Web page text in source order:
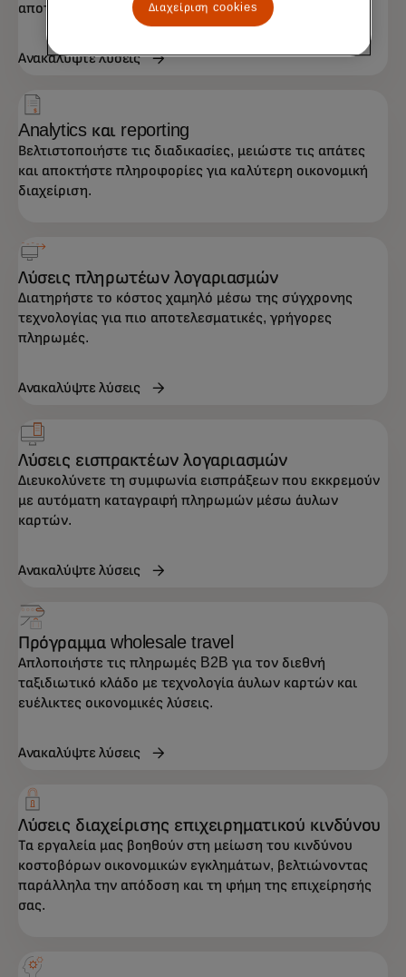
αποτελεσματική επιχειρηματική λειτουργία.
Ανακαλύψτε λύσεις
Analytics και reporting
Βελτιστοποιήστε τις διαδικασίες, μειώστε τις απάτες
και αποκτήστε πληροφορίες για καλύτερη οικονομική
διαχείριση.
Λύσεις πληρωτέων λογαριασμών
Διατηρήστε το κόστος χαμηλό μέσω της σύγχρονης
τεχνολογίας για πιο αποτελεσματικές, γρήγορες
πληρωμές.
Ανακαλύψτε λύσεις
Λύσεις εισπρακτέων λογαριασμών
Διευκολύνετε τη συμφωνία εισπράξεων που εκκρεμούν
με αυτόματη καταγραφή πληρωμών μέσω άυλων
καρτών.
Ανακαλύψτε λύσεις
Πρόγραμμα wholesale travel
Απλοποιήστε τις πληρωμές B2B για τον διεθνή
ταξιδιωτικό κλάδο με τεχνολογία άυλων καρτών και
ευέλικτες οικονομικές λύσεις.
Ανακαλύψτε λύσεις
Λύσεις διαχείρισης επιχειρηματικού κινδύνου
Τα εργαλεία μας βοηθούν στη μείωση του κινδύνου
κοστοβόρων οικονομικών εγκλημάτων, βελτιώνοντας
παράλληλα την απόδοση και τη φήμη της επιχείρησής
σας.
Διαχείριση cookies